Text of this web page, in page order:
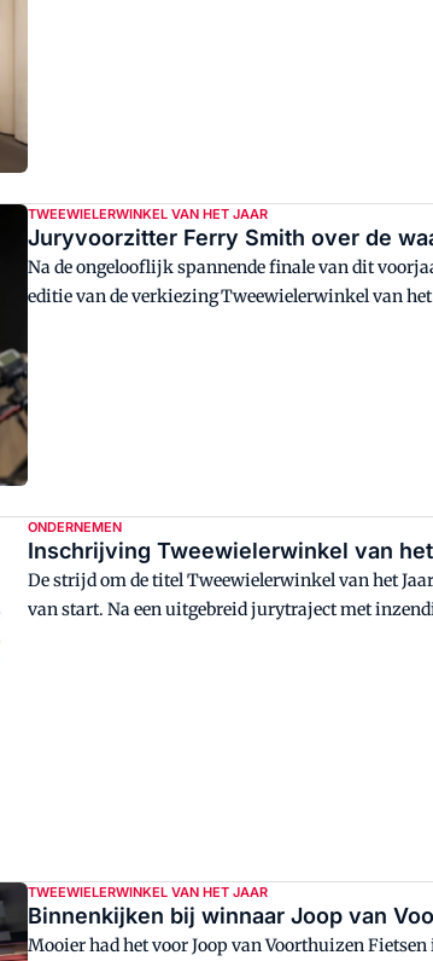
TWEEWIELERWINKEL VAN HET JAAR
Juryvoorzitter Ferry Smith over de
Na de ongelooflijk spannende finale van dit
editie van de verkiezing Tweewielerwinkel van
ONDERNEMEN
Inschrijving Tweewielerwinkel van
De strijd om de titel Tweewielerwinkel van het
van start. Na een uitgebreid jurytraject met
TWEEWIELERWINKEL VAN HET JAAR
Binnenkijken bij winnaar Joop van
Mooier had het voor Joop van Voorthuizen